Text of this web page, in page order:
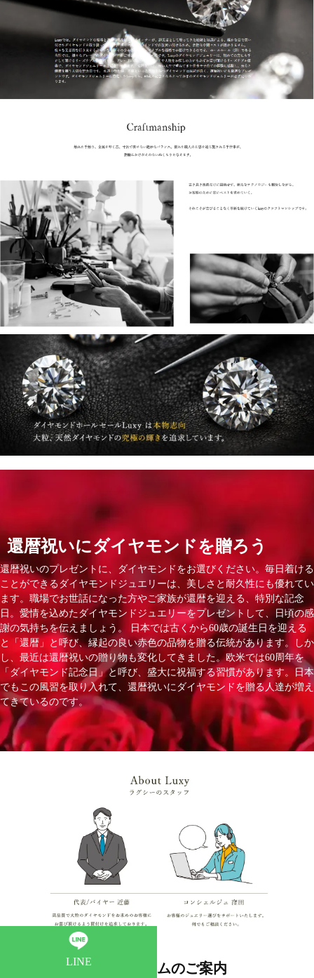
還暦祝いにダイヤモンドを贈ろう
還暦祝いのプレゼントに、ダイヤモンドをお選びください。毎日着ける
ことができるダイヤモンドジュエリーは、美しさと耐久性にも優れてい
ます。職場でお世話になった方やご家族が還暦を迎える、特別な記念
日。愛情を込めたダイヤモンドジュエリーをプレゼントして、日頃の感
謝の気持ちを伝えましょう。 日本では古くから60歳の誕生日を迎える
と「還暦」と呼び、縁起の良い赤色の品物を贈る伝統があります。しか
し、最近は還暦祝いの贈り物も変化してきました。欧米では60周年を
「ダイヤモンド記念日」と呼び、盛大に祝福する習慣があります。日本
でもこの風習を取り入れて、還暦祝いにダイヤモンドを贈る人達が増え
てきているのです。
ショールームのご案内
LINE